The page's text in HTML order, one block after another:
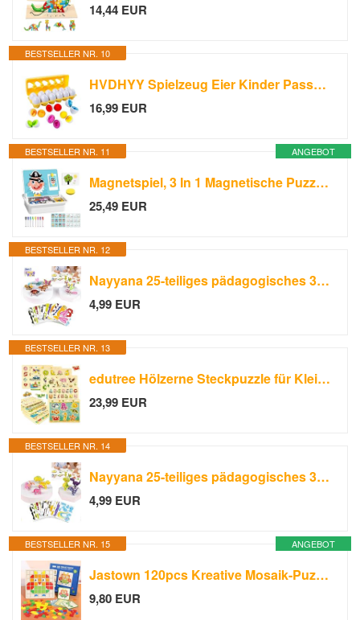
14,44 EUR
BESTSELLER NR. 10
HVDHYY Spielzeug Eier Kinder Passendes12Stck Farbe und Formen Lern Sortierspielzeug Plastik Ostereier Montessori Pädagogisches Puzzle ab 18monate für Weihnachten Kindertag Geburtstagsgeschenk
16,99 EUR
ANGEBOT
BESTSELLER NR. 11
Magnetspiel, 3 In 1 Magnetische Puzzle für Kinder, Pädagogisches Magnetgeschenk Montessori Spielzeug mit Tafel 8 Pinsel 12 Karten Magnetisches Lernspiel Reisespiel ab 3 Jahre für Unterwegs (Gesicht)
25,49 EUR
BESTSELLER NR. 12
Nayyana 25-teiliges pädagogisches 3D-Cartoon-Puzzle, Neues 3D-Puzzle für Kinderspielzeug, 3D-Puzzles pädagogisches Montessori-Spielzeug, 3D-Puzzles Cartoon-Tier-Lernspielzeug, Stil 2
4,99 EUR
BESTSELLER NR. 13
edutree Hölzerne Steckpuzzle für Kleinkinder 2-4, 6 Pack pädagogische Peg Puzzles Montessori Spielzeug, Lernen Puzzles für Kinder Mädchen Jungen 3-5 mit Alphabet Zahl Tier Fahrzeug Form
23,99 EUR
BESTSELLER NR. 14
Nayyana 25-teiliges pädagogisches 3D-Cartoon-Puzzle, Neues 3D-Puzzle für Kinderspielzeug, 3D-Puzzles pädagogisches Montessori-Spielzeug, 3D-Puzzles Cartoon-Tier-Lernspielzeug, Stil 4
4,99 EUR
ANGEBOT
BESTSELLER NR. 15
Jastown 120pcs Kreative Mosaik-Puzzle,Hölzerne Muster Blöcke Set,Form Matching Game,Montessori Spielzeug ab 3 4 5 6 Jahre,Tangram Kinder,Sensorische Feinmotorik Konzentrationsspiele Lernspiele
9,80 EUR